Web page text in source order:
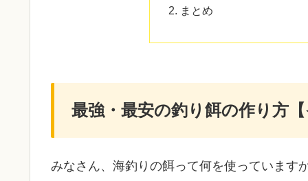
まとめ
最強・最安の釣り餌の作り方
みなさん、海釣りの餌って何を使っています